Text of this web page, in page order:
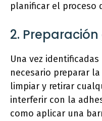
planificar el proceso
2.
Una vez
necesario preparar
limpiar y retirar
interferir con la
como aplicar una